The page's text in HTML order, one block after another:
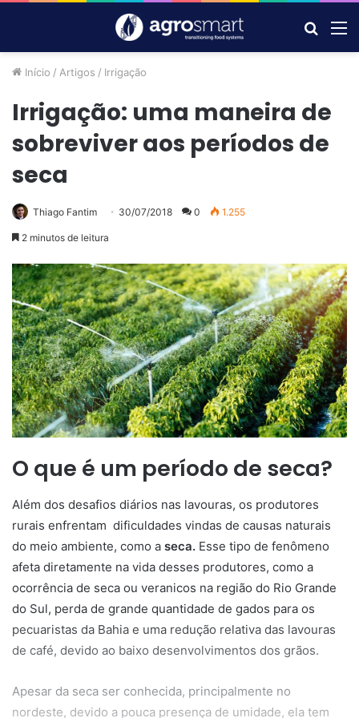
por
Início / Artigos / Irrigação
Irrigação: uma maneira de
sobreviver aos períodos de
seca
Thiago Fantim 30/07/2018 0 1.255
2 minutos de leitura
O que é um período de seca?
Além dos desafios diários nas lavouras, os produtores
rurais enfrentam dificuldades vindas de causas naturais
do meio ambiente, como a seca. Esse tipo de fenômeno
afeta diretamente na vida desses produtores, como a
ocorrência de seca ou veranicos na região do Rio Grande
do Sul, perda de grande quantidade de gados para os
pecuaristas da Bahia e uma redução relativa das lavouras
de café, devido ao baixo desenvolvimentos dos grãos.
Apesar da seca ser conhecida, principalmente no
nordeste, devido a pouca presença de umidade, ela tem